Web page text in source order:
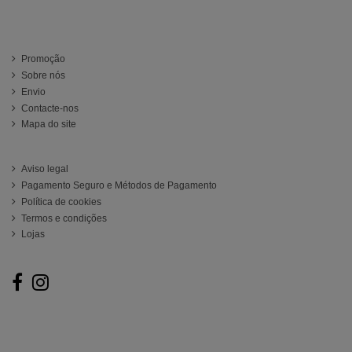
Promoção
Sobre nós
Envio
Contacte-nos
Mapa do site
Aviso legal
Pagamento Seguro e Métodos de Pagamento
Política de cookies
Termos e condições
Lojas